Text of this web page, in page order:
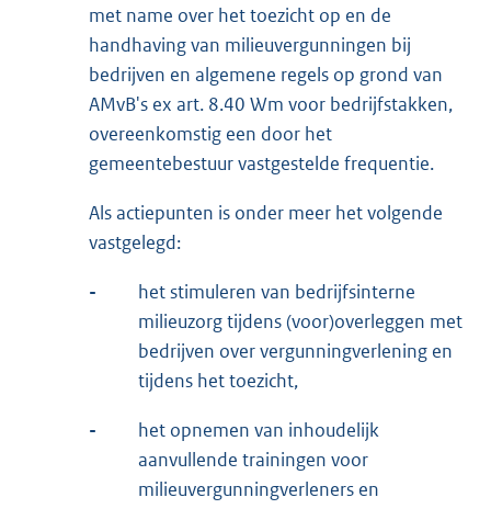
met name over het toezicht op en de
handhaving van milieuvergunningen bij
bedrijven en algemene regels op grond van
AMvB's ex art. 8.40 Wm voor bedrijfstakken,
overeenkomstig een door het
gemeentebestuur vastgestelde frequentie.
Als actiepunten is onder meer het volgende
vastgelegd:
-
het stimuleren van bedrijfsinterne
milieuzorg tijdens (voor)overleggen met
bedrijven over vergunningverlening en
tijdens het toezicht,
-
het opnemen van inhoudelijk
aanvullende trainingen voor
milieuvergunningverleners en